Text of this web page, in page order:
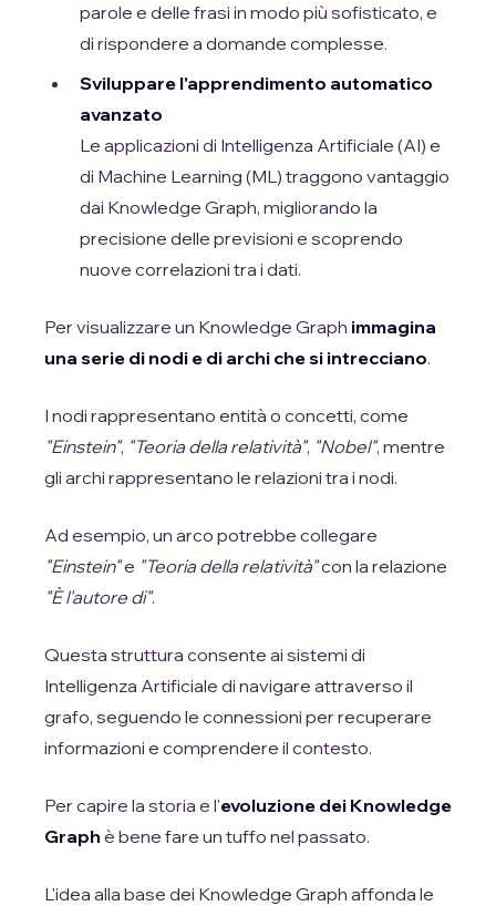
parole e delle frasi in modo più sofisticato, e
di rispondere a domande complesse.
Sviluppare l'apprendimento automatico
avanzato
Le applicazioni di Intelligenza Artificiale (AI) e
di Machine Learning (ML) traggono vantaggio
dai Knowledge Graph, migliorando la
precisione delle previsioni e scoprendo
nuove correlazioni tra i dati.
Per visualizzare un Knowledge Graph immagina
una serie di nodi e di archi che si intrecciano.
I nodi rappresentano entità o concetti, come
"Einstein", "Teoria della relatività", "Nobel", mentre
gli archi rappresentano le relazioni tra i nodi.
Ad esempio, un arco potrebbe collegare
"Einstein"e "Teoria della relatività"con la relazione
"È l'autore di".
Questa struttura consente ai sistemi di
Intelligenza Artificiale di navigare attraverso il
grafo, seguendo le connessioni per recuperare
informazioni e comprendere il contesto.
Per capire la storia e l'evoluzione dei Knowledge
Graph è bene fare un tuffo nel passato.
L'idea alla base dei Knowledge Graph affonda le